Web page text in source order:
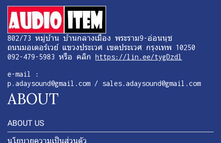
802/73 หมู่บ้าน บ้านกลางเมือง พระราม9-อ่อนนุช
ถนนมอเตอร์เวย์ แขวงประเวศ เขตประเวศ กรุงเทพ 10250
092-479-5983 หรือ คลิก https://lin.ee/tygDzdl
e-mail :
p.adaysound@gmail.com / sales.adaysound@gmail.com
ABOUT
ABOUT US
นโยบายความเป็นส่วนตัว